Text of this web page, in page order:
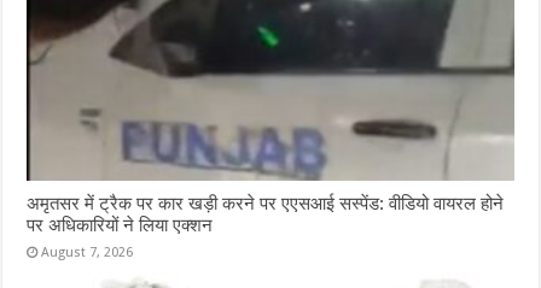
अमृतसर में ट्रैक पर कार खड़ी करने पर एएसआई सस्पेंड: वीडियो वायरल होने
पर अधिकारियों ने लिया एक्शन
August 7, 2026